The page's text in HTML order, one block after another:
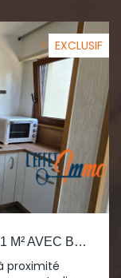
EXCLUSIF
STUDIO MEUBLÉ À MULHOUSE 31 M² AVEC BALCON
proximité